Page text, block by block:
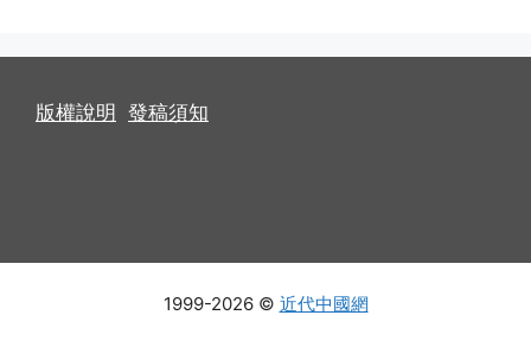
版權說明 發稿須知
1999-2026 © 近代中國網